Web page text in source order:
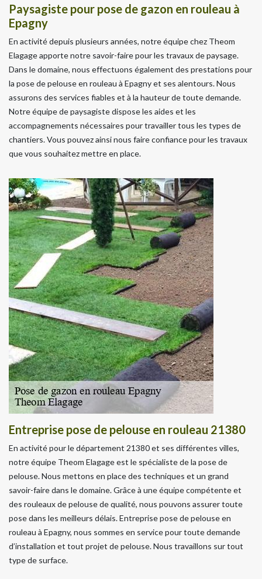
Paysagiste pour pose de gazon en rouleau à
Epagny
En activité depuis plusieurs années, notre équipe chez Theom
Elagage apporte notre savoir-faire pour les travaux de paysage.
Dans le domaine, nous effectuons également des prestations pour
la pose de pelouse en rouleau à Epagny et ses alentours. Nous
assurons des services fiables et à la hauteur de toute demande.
Notre équipe de paysagiste dispose les aides et les
accompagnements nécessaires pour travailler tous les types de
chantiers. Vous pouvez ainsi nous faire confiance pour les travaux
que vous souhaitez mettre en place.
Entreprise pose de pelouse en rouleau 21380
En activité pour le département 21380 et ses différentes villes,
notre équipe Theom Elagage est le spécialiste de la pose de
pelouse. Nous mettons en place des techniques et un grand
savoir-faire dans le domaine. Grâce à une équipe compétente et
des rouleaux de pelouse de qualité, nous pouvons assurer toute
pose dans les meilleurs délais. Entreprise pose de pelouse en
rouleau à Epagny, nous sommes en service pour toute demande
d’installation et tout projet de pelouse. Nous travaillons sur tout
type de surface.